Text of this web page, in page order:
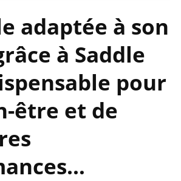
adaptée à son
à Saddle
pour
être et de